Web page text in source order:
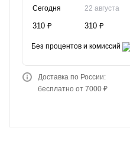
Сегодня
310 ₽
22 августа
310 ₽
Без процентов и комиссий
Доставка по России:
бесплатно от 7000 ₽